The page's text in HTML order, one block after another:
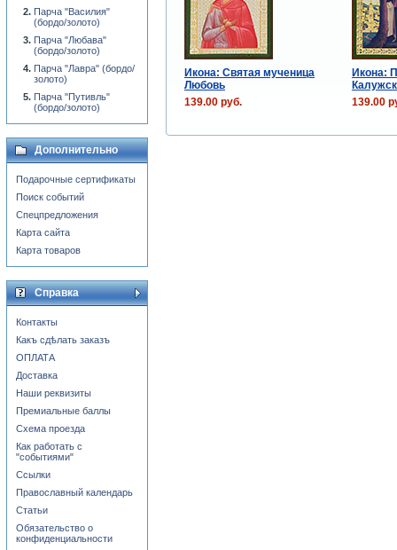
Икона: Святая мученица
Любовь
Икона:
139.00 руб.
139.00
Парча "Василия"
(бордо/золото)
Парча "Любава"
(бордо/золото)
Парча "Лавра" (бордо/
золото)
Парча "Путивль"
(бордо/золото)
Дополнительно
Подарочные сертификаты
Поиск событий
Спецпредложения
Карта сайта
Карта товаров
Справка
Контакты
Какъ сдѣлать заказъ
ОПЛАТА
Доставка
Наши реквизиты
Премиальные баллы
Схема проезда
Как работать с
"событиями"
Ссылки
Православный календарь
Статьи
Обязательство о
конфиденциальности